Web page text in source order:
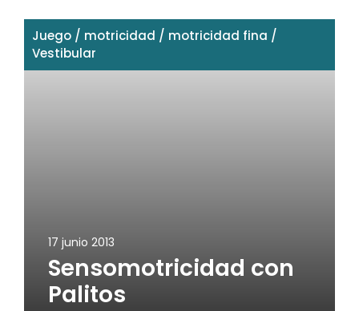
Juego / motricidad / motricidad fina /
Vestibular
17 junio 2013
Sensomotricidad con
Palitos